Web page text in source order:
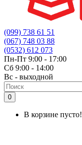
(099) 738 61 51
(067) 748 03 88
(0532) 612 073
Пн-Пт 9:00 - 17:00
Сб 9:00 - 14:00
Вс - выходной
0
В корзине пусто!